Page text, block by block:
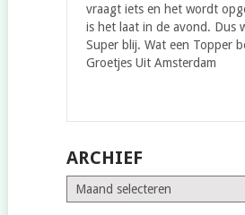
vraagt iets en het wordt
is het laat in de avond. Dus
Super blij. Wat een Topper
Groetjes Uit Amsterdam
ARCHIEF
Archief